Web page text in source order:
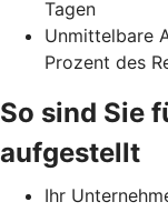
Tagen
Unmittelbare
Prozent des
So sind Sie
aufgestellt
Ihr